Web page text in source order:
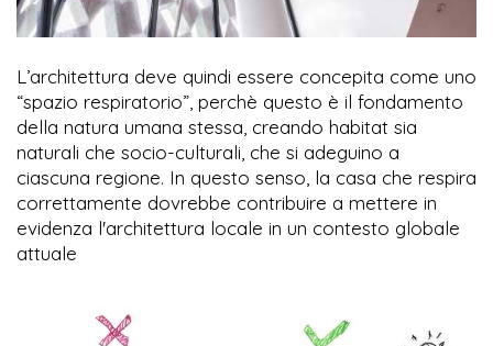
L’architettura deve quindi essere concepita come uno
“spazio respiratorio”, perchè questo è il fondamento
della natura umana stessa, creando habitat sia
naturali che socio-culturali, che si adeguino a
ciascuna regione. In questo senso, la casa che respira
correttamente dovrebbe contribuire a mettere in
evidenza l'architettura locale in un contesto globale
attuale